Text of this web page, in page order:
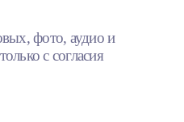
фото, аудио и
с согласия